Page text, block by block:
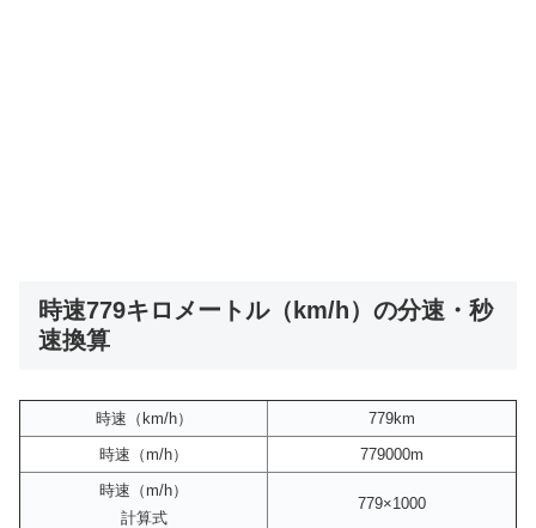
時速779キロメートル（km/h）の分速・秒
速換算
時速（km/h）
779km
時速（m/h）
779000m
時速（m/h）
計算式
779×1000